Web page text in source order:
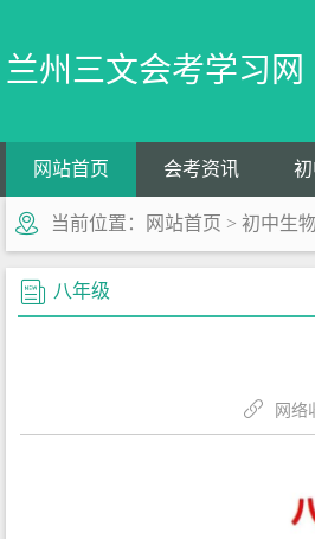
兰州三文会考学习网
网站首页 会考资讯
当前位置： 网站首页 > 初中生
八年级
网络